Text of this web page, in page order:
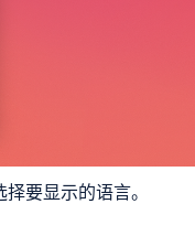
要显示的语言。